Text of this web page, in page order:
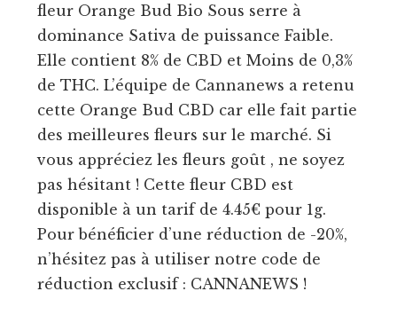
fleur Orange Bud Bio Sous serre à
dominance Sativa de puissance Faible.
Elle contient 8% de CBD et Moins de 0,3%
de THC. L’équipe de Cannanews a retenu
cette Orange Bud CBD car elle fait partie
des meilleures fleurs sur le marché. Si
vous appréciez les fleurs goût , ne soyez
pas hésitant ! Cette fleur CBD est
disponible à un tarif de 4.45€ pour 1g.
Pour bénéficier d’une réduction de -20%,
n’hésitez pas à utiliser notre code de
réduction exclusif : CANNANEWS !